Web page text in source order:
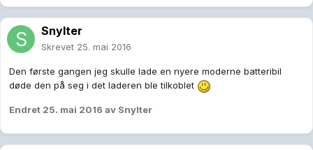
Snylter
Skrevet 25. mai 2016
Den første gangen jeg skulle lade en nyere moderne batteribil
døde den på seg i det laderen ble tilkoblet
Endret 25. mai 2016 av Snylter